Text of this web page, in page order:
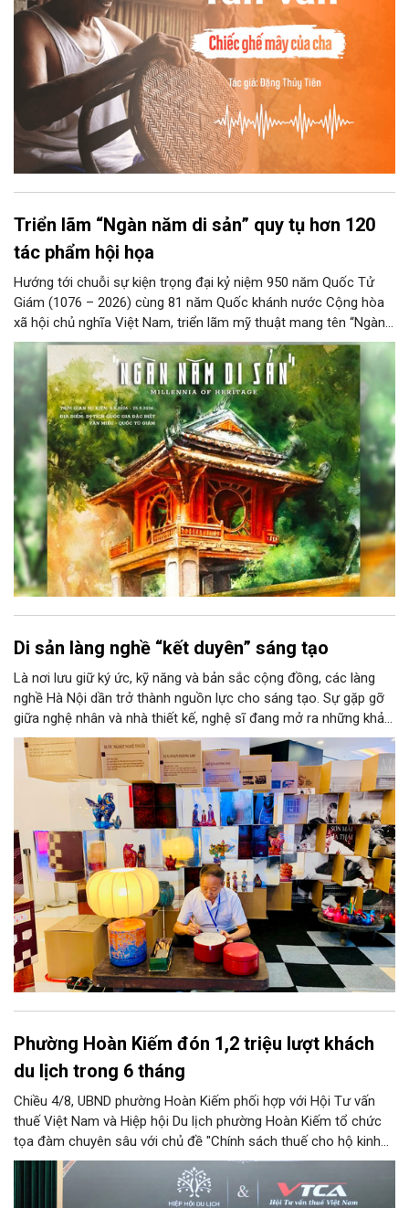
Triển lãm “Ngàn năm di sản” quy tụ hơn 120
tác phẩm hội họa
Hướng tới chuỗi sự kiện trọng đại kỷ niệm 950 năm Quốc Tử
Giám (1076 – 2026) cùng 81 năm Quốc khánh nước Cộng hòa
xã hội chủ nghĩa Việt Nam, triển lãm mỹ thuật mang tên “Ngàn
năm di sản” sẽ chính thức khai mạc vào ngày 8/8 tại Nhà Thái
Học, Di tích Quốc gia đặc biệt Văn Miếu – Quốc Tử Giám. Sự
kiện kéo dài đến ngày 25/9/2026 hứa hẹn trở thành điểm đến
văn hóa đầy sức hút, góp phần làm phong phú đời sống nghệ
thuật của Thủ đô trong mùa thu này.
Di sản làng nghề “kết duyên” sáng tạo
Là nơi lưu giữ ký ức, kỹ năng và bản sắc cộng đồng, các làng
nghề Hà Nội dần trở thành nguồn lực cho sáng tạo. Sự gặp gỡ
giữa nghệ nhân và nhà thiết kế, nghệ sĩ đang mở ra những khả
năng phát triển mới cho thủ công đương đại trên nền tảng di
sản. Từ những cuộc “kết duyên” đầy cảm hứng ấy, Hà Nội đang
khơi thông mạch ngầm của hệ sinh thái thủ công, biến vốn cổ
thành động lực bền vững cho tương lai.
Phường Hoàn Kiếm đón 1,2 triệu lượt khách
du lịch trong 6 tháng
Chiều 4/8, UBND phường Hoàn Kiếm phối hợp với Hội Tư vấn
thuế Việt Nam và Hiệp hội Du lịch phường Hoàn Kiếm tổ chức
tọa đàm chuyên sâu với chủ đề "Chính sách thuế cho hộ kinh
doanh và doanh nghiệp du lịch".